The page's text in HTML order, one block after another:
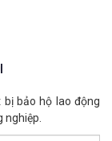
bảo hộ lao động